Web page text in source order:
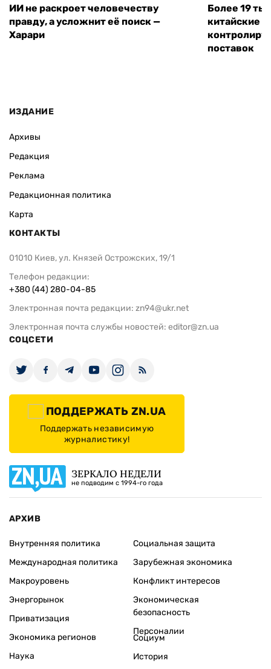
ИИ не раскроет человечеству
правду, а усложнит её поиск —
Харари
Более 19
китайские
поставок
ИЗДАНИЕ
Архивы
Редакция
Реклама
Редакционная политика
Карта
КОНТАКТЫ
01010 Киев, ул. Князей Острожских, 19/1
Телефон редакции:
+380 (44) 280-04-85
Электронная почта редакции: zn94@ukr.net
Электронная почта службы новостей: editor@zn.ua
СОЦСЕТИ
ПОДДЕРЖАТЬ ZN.UA
Поддержать независимую
журналистику!
ЗЕРКАЛО НЕДЕЛИ
не подводим с 1994-го года
АРХИВ
Внутренняя политика
Международная политика
Макроуровень
Энергорынок
Приватизация
Экономика регионов
Социальная защита
Зарубежная экономика
Конфликт интересов
Экономическая
безопасность
Персоналии
Наука
Социум
История